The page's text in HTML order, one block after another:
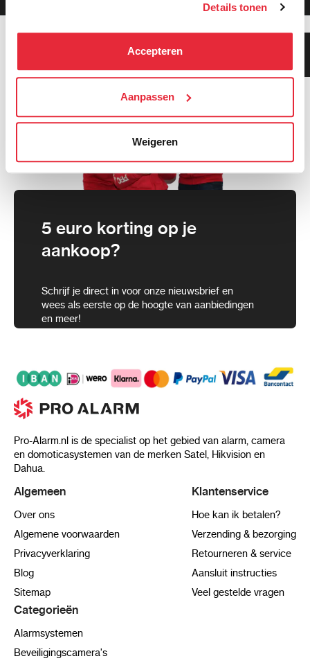
kunnen deze gegevens combineren met informatie die zij
hebben verzameld via het gebruik van hun diensten. Je
kunt alle cookies accepteren, alleen noodzakelijke
We werken samen met21 derden
die uw gegevens
kunnen ontvangen en verwerken.
Details tonen
Accepteren
Aanpassen
Weigeren
5 euro korting op je
aankoop?
Schrijf je direct in voor onze nieuwsbrief en
wees als eerste op de hoogte van aanbiedingen
en meer!
Pro-Alarm.nl is de specialist op het gebied van alarm, camera
en domoticasystemen van de merken Satel, Hikvision en
Dahua.
Klanten geven ons 9.3
Algemeen
Over ons
Algemene voorwaarden
Privacyverklaring
Blog
Sitemap
Klantenservice
Hoe kan ik betalen?
Verzending & bezorging
Retourneren & service
Aansluit instructies
Veel gestelde vragen
Categorieën
Alarmsystemen
Beveiligingscamera's